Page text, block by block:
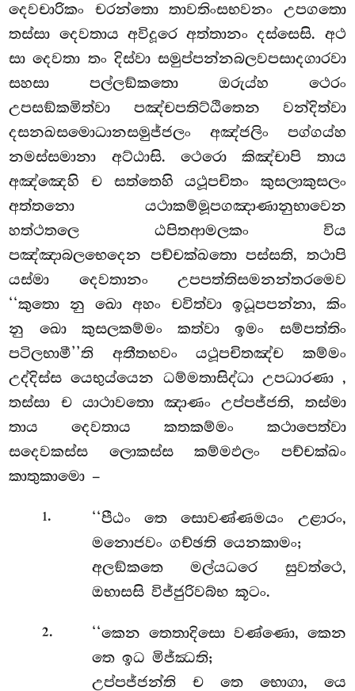
දෙවචාරිකං චරන්තො තාවතිංසභවනං උපගතො
තස්සා දෙවතාය අවිදූරෙ අත්තානං දස්සෙසි. අථ
සා දෙවතා තං දිස්වා සමුප්පන්නබලවපසාදගාරවා
සහසා පල්ලඞ්කතො ඔරුය්හ ථෙරං
උපසඞ්කමිත්වා පඤ්චපතිට්ඨිතෙන වන්දිත්වා
දසනඛසමොධානසමුජ්ජලං අඤ්ජලිං පග්ගය්හ
නමස්සමානා අට්ඨාසි. ථෙරො කිඤ්චාපි තාය
අඤ්ඤෙහි ච සත්තෙහි යථූපචිතං කුසලාකුසලං
අත්තනො යථාකම්මූපගඤාණානුභාවෙන
හත්ථතලෙ ඨපිතආමලකං විය
පඤ්ඤාබලභෙදෙන පච්චක්ඛතො පස්සති, තථාපි
යස්මා දෙවතානං උපපත්තිසමනන්තරමෙව
‘‘කුතො නු ඛො අහං චවිත්වා ඉධූපපන්නා, කිං
නු ඛො කුසලකම්මං කත්වා ඉමං සම්පත්තිං
පටිලභාමී’’ති අතීතභවං යථූපචිතඤ්ච කම්මං
උද්දිස්ස යෙභුය්යෙන ධම්මතාසිද්ධා උපධාරණා ,
තස්සා ච යාථාවතො ඤාණං උප්පජ්ජති, තස්මා
තාය දෙවතාය කතකම්මං කථාපෙත්වා
සදෙවකස්ස ලොකස්ස කම්මඵලං පච්චක්ඛං
කාතුකාමො –
1.
‘‘පීඨං තෙ සොවණ්ණමයං උළාරං,
මනොජවං ගච්ඡති යෙනකාමං;
අලඞ්කතෙමල්යධරෙ සුවත්ථෙ,
ඔභාසසි විජ්ජුරිවබ්භ කූටං.
2.
‘‘කෙන තෙතාදිසො වණ්ණො, කෙන
තෙ ඉධ මිජ්ඣති;
උප්පජ්ජන්ති ච තෙ භොගා, යෙ